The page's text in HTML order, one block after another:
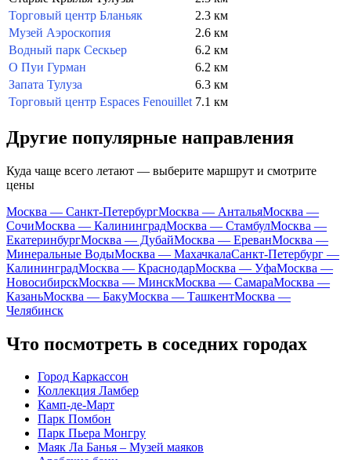
Торговый центр Бланьяк
2.3 км
Музей Аэроскопия
2.6 км
Водный парк Сескьер
6.2 км
О Пуи Гурман
6.2 км
Запата Тулуза
6.3 км
Торговый центр Espaces Fenouillet 7.1 км
Другие популярные направления
Куда чаще всего летают — выберите маршрут и смотрите
цены
Москва — Санкт-ПетербургМосква — АнтальяМосква —
СочиМосква — КалининградМосква — СтамбулМосква —
ЕкатеринбургМосква — ДубайМосква — ЕреванМосква —
Минеральные ВодыМосква — МахачкалаСанкт-Петербург —
КалининградМосква — КраснодарМосква — УфаМосква —
НовосибирскМосква — МинскМосква — СамараМосква —
КазаньМосква — БакуМосква — ТашкентМосква —
Челябинск
Что посмотреть в соседних городах
Город Каркассон
Коллекция Ламбер
Камп-де-Март
Парк Помбон
Парк Пьера Монгру
Маяк Ла Банья – Музей маяков